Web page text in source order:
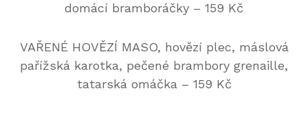
domácí bramboráčky – 159 Kč
VAŘENÉ HOVĚZÍ MASO, hovězí plec, máslová
pařížská karotka, pečené brambory grenaille,
tatarská omáčka – 159 Kč